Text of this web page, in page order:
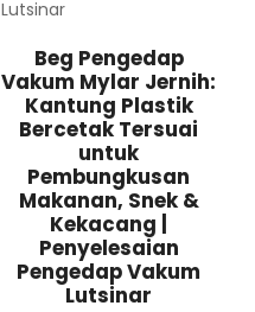
Beg Pengedap
Vakum Mylar Jernih:
Kantung Plastik
Bercetak Tersuai
untuk
Pembungkusan
Makanan, Snek &
Kekacang |
Penyelesaian
Pengedap Vakum
Lutsinar